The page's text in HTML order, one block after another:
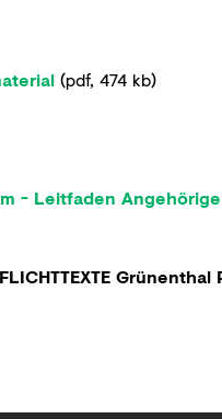
(pdf, 474 kb)
- Leitfaden